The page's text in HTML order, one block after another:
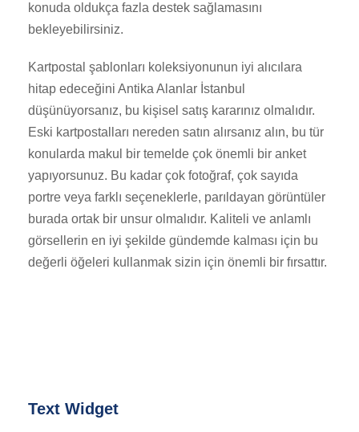
konuda oldukça fazla destek sağlamasını
bekleyebilirsiniz.
Kartpostal şablonları koleksiyonunun iyi alıcılara
hitap edeceğini Antika Alanlar İstanbul
düşünüyorsanız, bu kişisel satış kararınız olmalıdır.
Eski kartpostalları nereden satın alırsanız alın, bu tür
konularda makul bir temelde çok önemli bir anket
yapıyorsunuz. Bu kadar çok fotoğraf, çok sayıda
portre veya farklı seçeneklerle, parıldayan görüntüler
burada ortak bir unsur olmalıdır. Kaliteli ve anlamlı
görsellerin en iyi şekilde gündemde kalması için bu
değerli öğeleri kullanmak sizin için önemli bir fırsattır.
Text Widget